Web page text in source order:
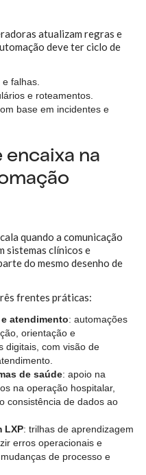
atualizam regras e
deve ter ciclo de
falhas.
e roteamentos.
base em incidentes e
encaixa na
quando a comunicação
sistemas clínicos e
do mesmo desenho de
frentes práticas:
atendimento: automações
orientação e
digitais, com visão de
de saúde: apoio na
na operação hospitalar,
consistência de dados ao
LXP: trilhas de aprendizagem
erros operacionais e
de processo e